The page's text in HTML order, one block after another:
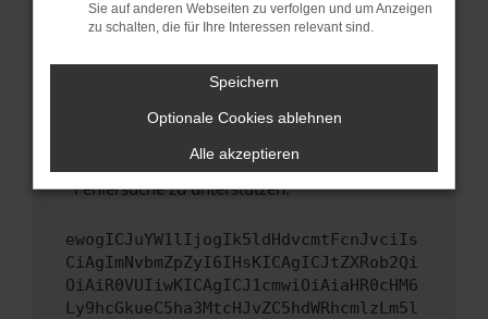
führen, dass bestimmte Funktionen nicht mehr
unterstützt werden.
Wende dich an den Webseitenbetreiber.
Wenn du alle oben genannten Schritte versucht
hast, kontaktiere uns bitte. Wir werden
uns diesen Text schicken, um uns bei der
Fehlersuche zu unterstützen:
ewogICJuYW1lIjogIk5ldHdvcmtFcnJvciIs
CiAgImNvbmZpZyI6IHsKICAgICJtZXRob2Qi
OiAiR0VUIiwKICAgICJ1cmwiOiAiaHR0cHM6
Ly9hcGkueC5ha3MtcHJvZC5hdWRhcmlzLm5l
Sie auf anderen Webseiten zu verfolgen und um Anzeigen
zu schalten, die für Ihre Interessen relevant sind.
Speichern
Optionale Cookies ablehnen
Alle akzeptieren